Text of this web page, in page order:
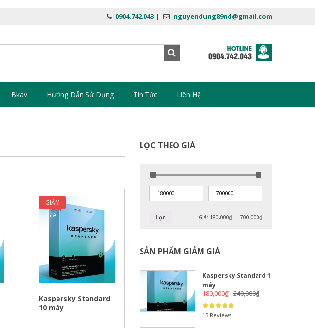
0904.742.043 | nguyendung89nd@gmail.com
Bkav Hướng Dẫn Sử Dụng Tin Tức Liên Hệ
GIẢM
GIÁ!
Kaspersky Standard
10 máy
LỌC THEO GIÁ
Lọc Giá: 180,000₫— 700,000₫
SẢN PHẨM GIẢM GIÁ
Kaspersky Standard 1
máy
240,000₫
180,000₫
15 Reviews